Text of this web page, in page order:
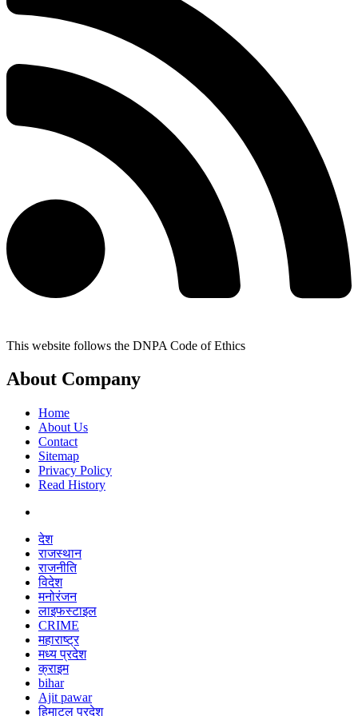
This website follows the DNPA Code of Ethics
About Company
Home
About Us
Contact
Sitemap
Privacy Policy
Read History
देश
राजस्थान
राजनीति
विदेश
मनोरंजन
लाइफस्टाइल
CRIME
महाराष्ट्र
मध्य प्रदेश
क्राइम
bihar
Ajit pawar
हिमाटल प्रदेश